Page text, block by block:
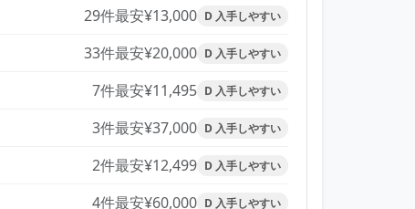
29件最安¥13,000 D 入手しやすい
33件最安¥20,000 D 入手しやすい
7件最安¥11,495 D 入手しやすい
3件最安¥37,000 D 入手しやすい
2件最安¥12,499 D 入手しやすい
4件最安¥60,000 D 入手しやすい